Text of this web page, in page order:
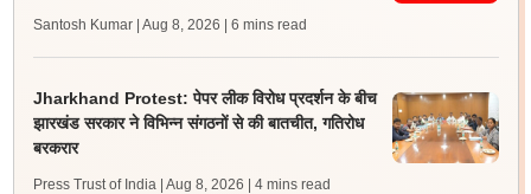
Santosh Kumar | Aug 8, 2026 | 6 mins read
Jharkhand Protest: पेपर लीक विरोध प्रदर्शन के बीच
झारखंड सरकार ने विभिन्न संगठनों से की बातचीत, गतिरोध
बरकरार
Press Trust of India | Aug 8, 2026 | 4 mins read